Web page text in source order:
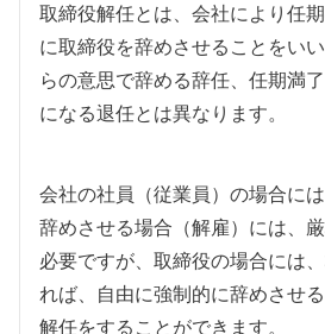
取締役解任とは、会社により任
に取締役を辞めさせることをい
らの意思で辞める辞任、任期満
になる退任とは異なります。
会社の社員（従業員）の場合に
辞めさせる場合（解雇）には、
必要ですが、取締役の場合には
れば、自由に強制的に辞めさせ
解任をすることができます。